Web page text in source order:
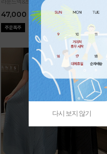
47,000
다시 보지 않기